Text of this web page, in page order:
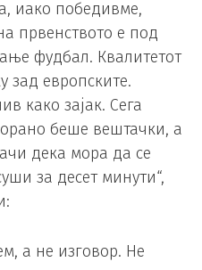
иако победивме,
првенството е под
фудбал. Квалитетот
зад европските.
како зајак. Сега
беше вештачки, а
дека мора да се
за десет минути“,
а не изговор. Не